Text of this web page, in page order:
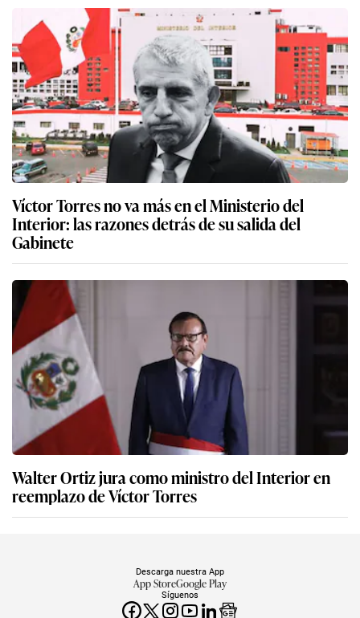
Víctor Torres no va más en el Ministerio del
Interior: las razones detrás de su salida del
Gabinete
Walter Ortiz jura como ministro del Interior en
reemplazo de Víctor Torres
Síguenos
Descarga nuestra App
App StoreGoogle Play